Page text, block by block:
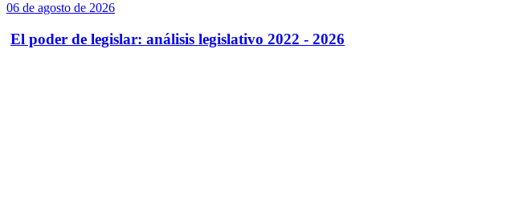
06 de agosto de 2026
El poder de legislar: análisis legislativo 2022 - 2026